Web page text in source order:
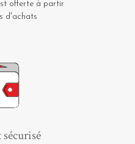
offerte à partir
d'achats